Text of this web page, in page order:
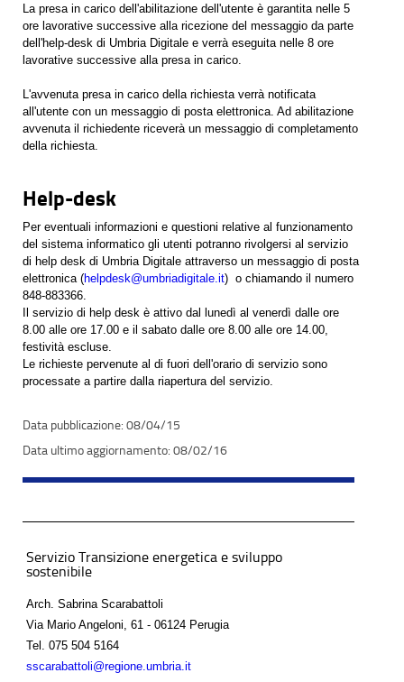
La presa in carico dell'abilitazione dell'utente è garantita nelle 5
ore lavorative successive alla ricezione del messaggio da parte
dell'help-desk di Umbria Digitale e verrà eseguita nelle 8 ore
lavorative successive alla presa in carico.
L'avvenuta presa in carico della richiesta verrà notificata
all'utente con un messaggio di posta elettronica. Ad abilitazione
avvenuta il richiedente riceverà un messaggio di completamento
della richiesta.
Help-desk
Per eventuali informazioni e questioni relative al funzionamento
del sistema informatico gli utenti potranno rivolgersi al servizio
di help desk di Umbria Digitale attraverso un messaggio di posta
elettronica (helpdesk@umbriadigitale.it) o chiamando il numero
848-883366.
Il servizio di help desk è attivo dal lunedì al venerdì dalle ore
8.00 alle ore 17.00 e il sabato dalle ore 8.00 alle ore 14.00,
festività escluse.
Le richieste pervenute al di fuori dell'orario di servizio sono
processate a partire dalla riapertura del servizio.
08/04/15
08/02/16
Servizio Transizione energetica e sviluppo
sostenibile
Arch. Sabrina Scarabattoli
Via Mario Angeloni, 61 - 06124 Perugia
Tel.
075 504 5164
sscarabattoli@regione.umbria.it